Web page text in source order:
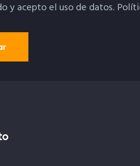
Privacidad
y acepto el uso de datos.